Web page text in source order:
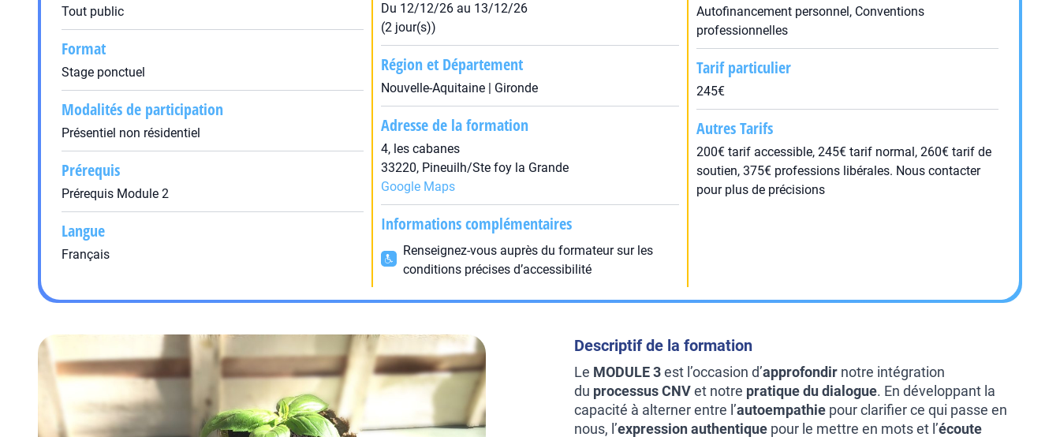
Tout public
Format
Stage ponctuel
Modalités de participation
Présentiel non résidentiel
Prérequis
Prérequis Module 2
Langue
Français
Du 12/12/26 au 13/12/26
(2 jour(s))
Région et Département
Nouvelle-Aquitaine | Gironde
Adresse de la formation
4, les cabanes
33220, Pineuilh/Ste foy la Grande
Google Maps
Informations complémentaires
Renseignez-vous auprès du formateur sur les
conditions précises d’accessibilité
Autofinancement personnel, Conventions
professionnelles
Tarif particulier
245€
Autres Tarifs
200€ tarif accessible, 245€ tarif normal, 260€ tarif de
soutien, 375€ professions libérales. Nous contacter
pour plus de précisions
Descriptif de la formation
Le MODULE 3est l’occasion d’approfondir notre intégration
du processus CNVet notre pratique du dialogue. En développant la
capacité à alterner entre l’autoempathie pour clarifier ce qui passe en
nous, l’expression authentique pour le mettre en mots et l’écoute